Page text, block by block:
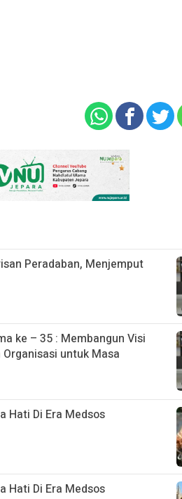
Peradaban, Menjemput
ke – 35 : Membangun Visi
untuk Masa
Hati Di Era Medsos
Hati Di Era Medsos